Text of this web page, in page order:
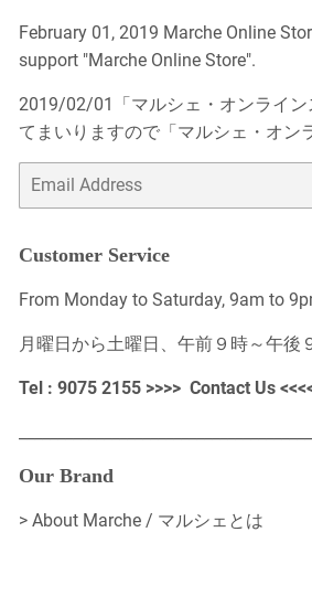
February 01, 2019 Marche Online
support "Marche Online Store".
2019/02/01「マルシェ・オンライ
てまいりますので「マルシェ・オン
Email
Customer Service
From Monday to Saturday, 9am to
月曜日から土曜日、午前９時～午後
Tel : 9075 2155 >>>> Contact Us
Our Brand
> About Marche / マルシェとは